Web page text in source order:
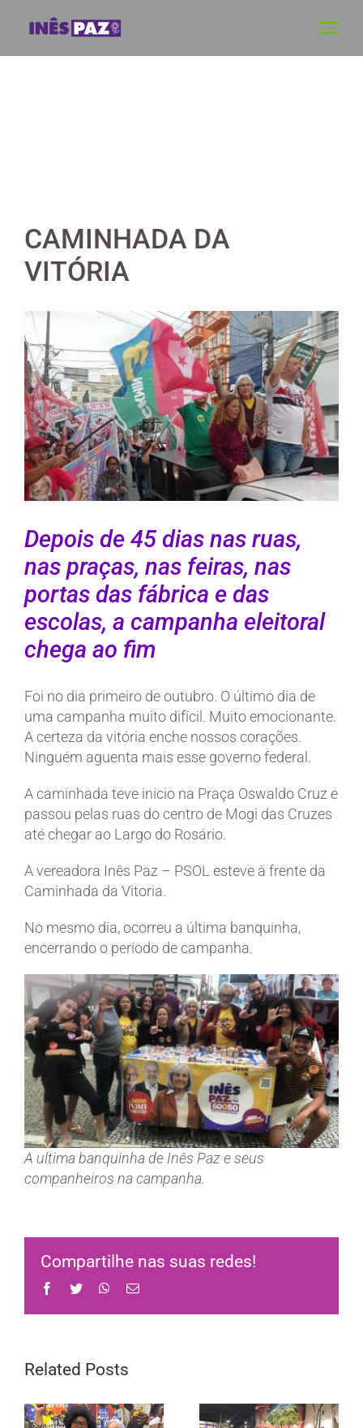
CAMINHADA DA
VITÓRIA
View
Larger
Image
Depois de 45 dias nas ruas,
nas praças, nas feiras, nas
portas das fábrica e das
escolas, a campanha eleitoral
chega ao fim
Foi no dia primeiro de outubro. O último dia de
uma campanha muito difícil. Muito emocionante.
A certeza da vitória enche nossos corações.
Ninguém aguenta mais esse governo federal.
A caminhada teve inicio na Praça Oswaldo Cruz e
passou pelas ruas do centro de Mogi das Cruzes
até chegar ao Largo do Rosário.
A vereadora Inês Paz – PSOL esteve à frente da
Caminhada da Vitoria.
No mesmo dia, ocorreu a última banquinha,
encerrando o período de campanha.
A ultima banquinha de Inês Paz e seus
companheiros na campanha.
Compartilhe nas suas redes!
Facebook
Twitter WhatsApp
Email
Related Posts